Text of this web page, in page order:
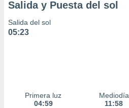
Salida y Puesta del sol
Salida del sol
05:23
Primera luz
04:59
Mediodía
11:58